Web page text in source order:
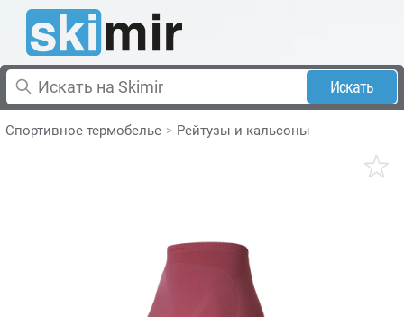
Искать
Спортивное термобелье Рейтузы и кальсоны